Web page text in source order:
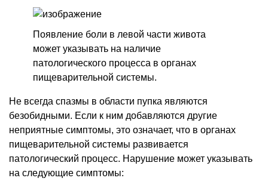
Появление боли в левой части живота
может указывать на наличие
патологического процесса в органах
пищеварительной системы.
Не всегда спазмы в области пупка являются
безобидными. Если к ним добавляются другие
неприятные симптомы, это означает, что в органах
пищеварительной системы развивается
патологический процесс. Нарушение может указывать
на следующие симптомы: